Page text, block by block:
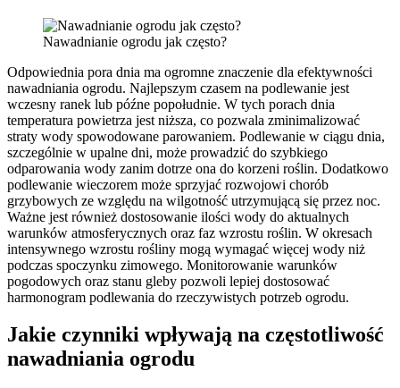
Nawadnianie ogrodu jak często?
Odpowiednia pora dnia ma ogromne znaczenie dla efektywności
nawadniania ogrodu. Najlepszym czasem na podlewanie jest
wczesny ranek lub późne popołudnie. W tych porach dnia
temperatura powietrza jest niższa, co pozwala zminimalizować
straty wody spowodowane parowaniem. Podlewanie w ciągu dnia,
szczególnie w upalne dni, może prowadzić do szybkiego
odparowania wody zanim dotrze ona do korzeni roślin. Dodatkowo
podlewanie wieczorem może sprzyjać rozwojowi chorób
grzybowych ze względu na wilgotność utrzymującą się przez noc.
Ważne jest również dostosowanie ilości wody do aktualnych
warunków atmosferycznych oraz faz wzrostu roślin. W okresach
intensywnego wzrostu rośliny mogą wymagać więcej wody niż
podczas spoczynku zimowego. Monitorowanie warunków
pogodowych oraz stanu gleby pozwoli lepiej dostosować
harmonogram podlewania do rzeczywistych potrzeb ogrodu.
Jakie czynniki wpływają na częstotliwość
nawadniania ogrodu